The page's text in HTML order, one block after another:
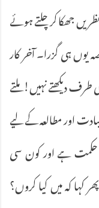
جھکا کر چلتے ہوئے
ہی گزرا۔ آخر کار
دیکھتے نہیں! ملتے
اور مطالعہ کے لیے
حکمت ہے اور کون سی
کہ میں کیا کروں؟